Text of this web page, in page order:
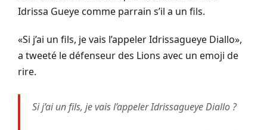
Idrissa Gueyecomme parrain s’il a un fils.
«Si j’ai un fils, je vais l’appeler Idrissagueye Diallo»,
a tweeté le défenseur des Lions avec un emoji de
rire.
Si j’ai un fils, je vais l’appeler Idrissagueye Diallo ?